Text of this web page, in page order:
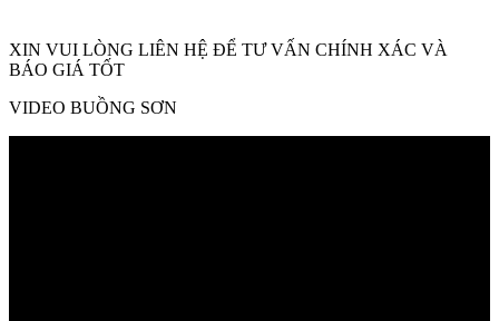
XIN VUI LÒNG LIÊN HỆ ĐỂ TƯ VẤN CHÍNH XÁC VÀ
BÁO GIÁ TỐT
VIDEO BUỒNG SƠN